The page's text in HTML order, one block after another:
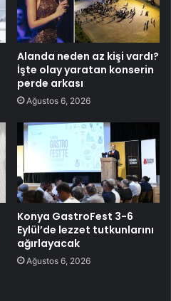
Alanda neden az kişi vardı?
İşte olay yaratan konserin
perde arkası
Ağustos 6, 2026
Konya GastroFest 3-6
Eylül’de lezzet tutkunlarını
ağırlayacak
Ağustos 6, 2026